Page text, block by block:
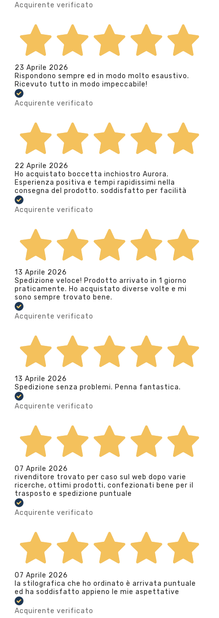
Acquirente verificato
23 Aprile 2026
Rispondono sempre ed in modo molto esaustivo.
Ricevuto tutto in modo impeccabile!
Acquirente verificato
22 Aprile 2026
Ho acquistato boccetta inchiostro Aurora.
Esperienza positiva e tempi rapidissimi nella
consegna del prodotto. soddisfatto per facilità
Acquirente verificato
13 Aprile 2026
Spedizione veloce! Prodotto arrivato in 1 giorno
praticamente. Ho acquistato diverse volte e mi
sono sempre trovato bene.
Acquirente verificato
13 Aprile 2026
Spedizione senza problemi. Penna fantastica.
Acquirente verificato
07 Aprile 2026
rivenditore trovato per caso sul web dopo varie
ricerche, ottimi prodotti, confezionati bene per il
trasposto e spedizione puntuale
Acquirente verificato
07 Aprile 2026
la stilografica che ho ordinato è arrivata puntuale
ed ha soddisfatto appieno le mie aspettative
Acquirente verificato